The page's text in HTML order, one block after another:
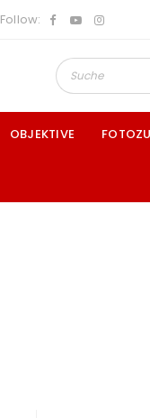
Follow:
OBJEKTIVE